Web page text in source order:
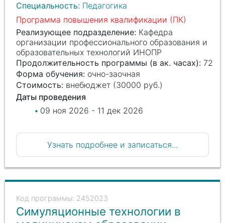
Специальность: Педагогика
Программа повышения квалификации (ПК)
Реализующее подразделение: Кафедра
организации профессионального образования и
образовательных технологий ИНОПР
Продолжительность программы (в ак. часах): 72
Форма обучения: очно-заочная
Стоимость: внебюджет (30000 руб.)
Даты проведения
09 ноя 2026 - 11 дек 2026
Узнать подробнее и записаться...
2452023
Симуляционные технологии в